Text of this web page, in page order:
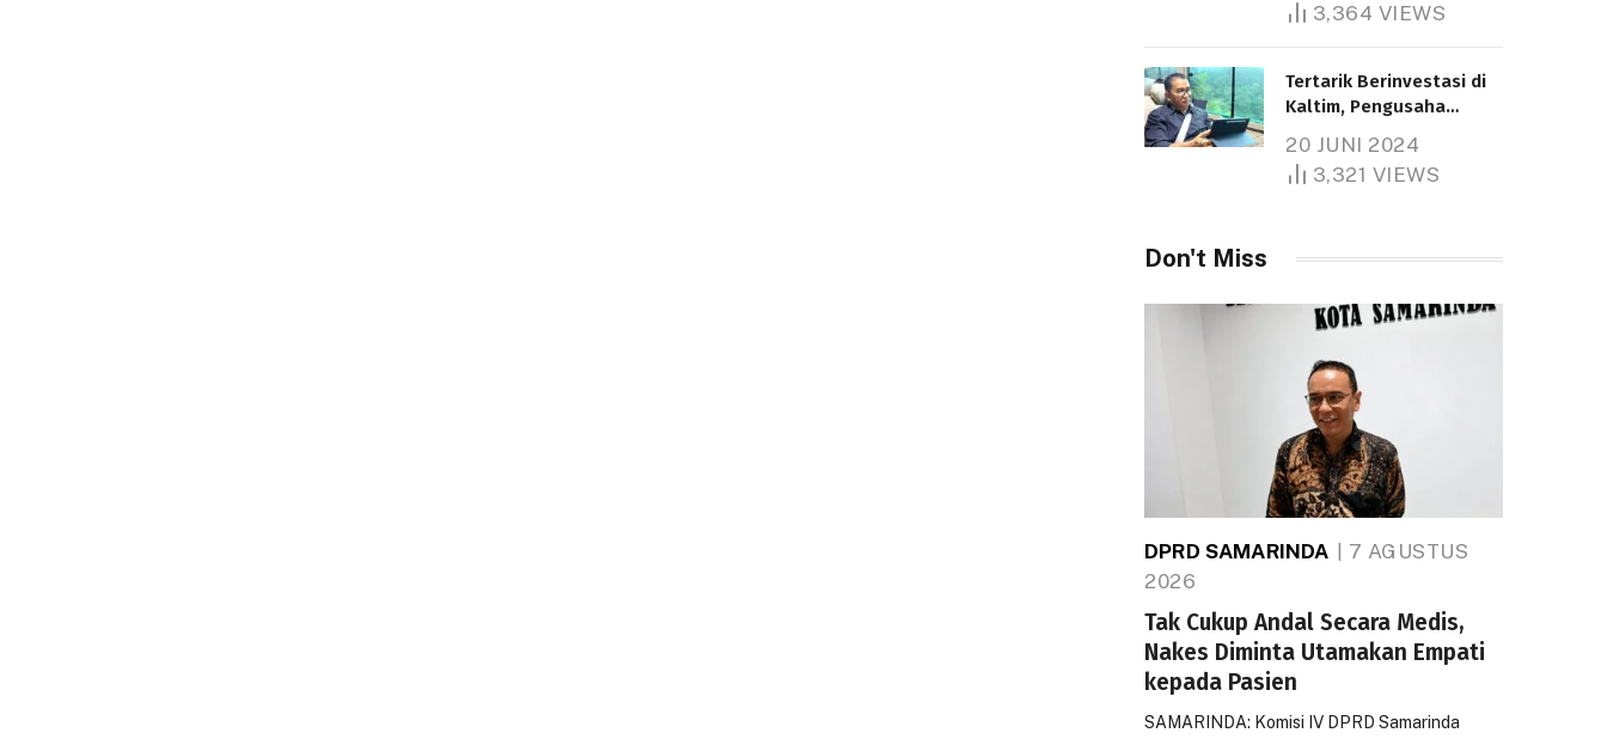
3,364 VIEWS
Tertarik Berinvestasi di
Kaltim, Pengusaha
1.000 Hektare
20 JUNI 2024
3,321 VIEWS
Don't Miss
DPRD SAMARINDA
7 AGUSTUS
2026
Tak Cukup Andal Secara Medis,
Nakes Diminta Utamakan Empati
kepada Pasien
SAMARINDA: Komisi IV DPRD Samarinda